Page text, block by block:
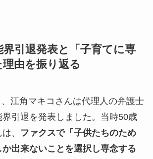
界引退発表と「子育てに専
由を振り返る
江角マキコさんは代理人の弁護士
界引退を発表しました。当時50歳
、
ファクスで「子供たちのため
出来ないことを選択し専念する